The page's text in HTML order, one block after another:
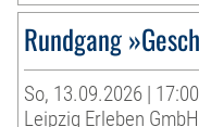
Rundgang
So, 13.09.2026 |
Leipzig Erleben GmbH